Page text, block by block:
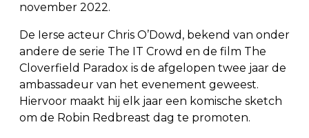
november 2022.
De Ierse acteur Chris O’Dowd, bekend van onder
andere de serie The IT Crowd en de film The
Cloverfield Paradox is de afgelopen twee jaar de
ambassadeur van het evenement geweest.
Hiervoor maakt hij elk jaar een komische sketch
om de Robin Redbreast dag te promoten.